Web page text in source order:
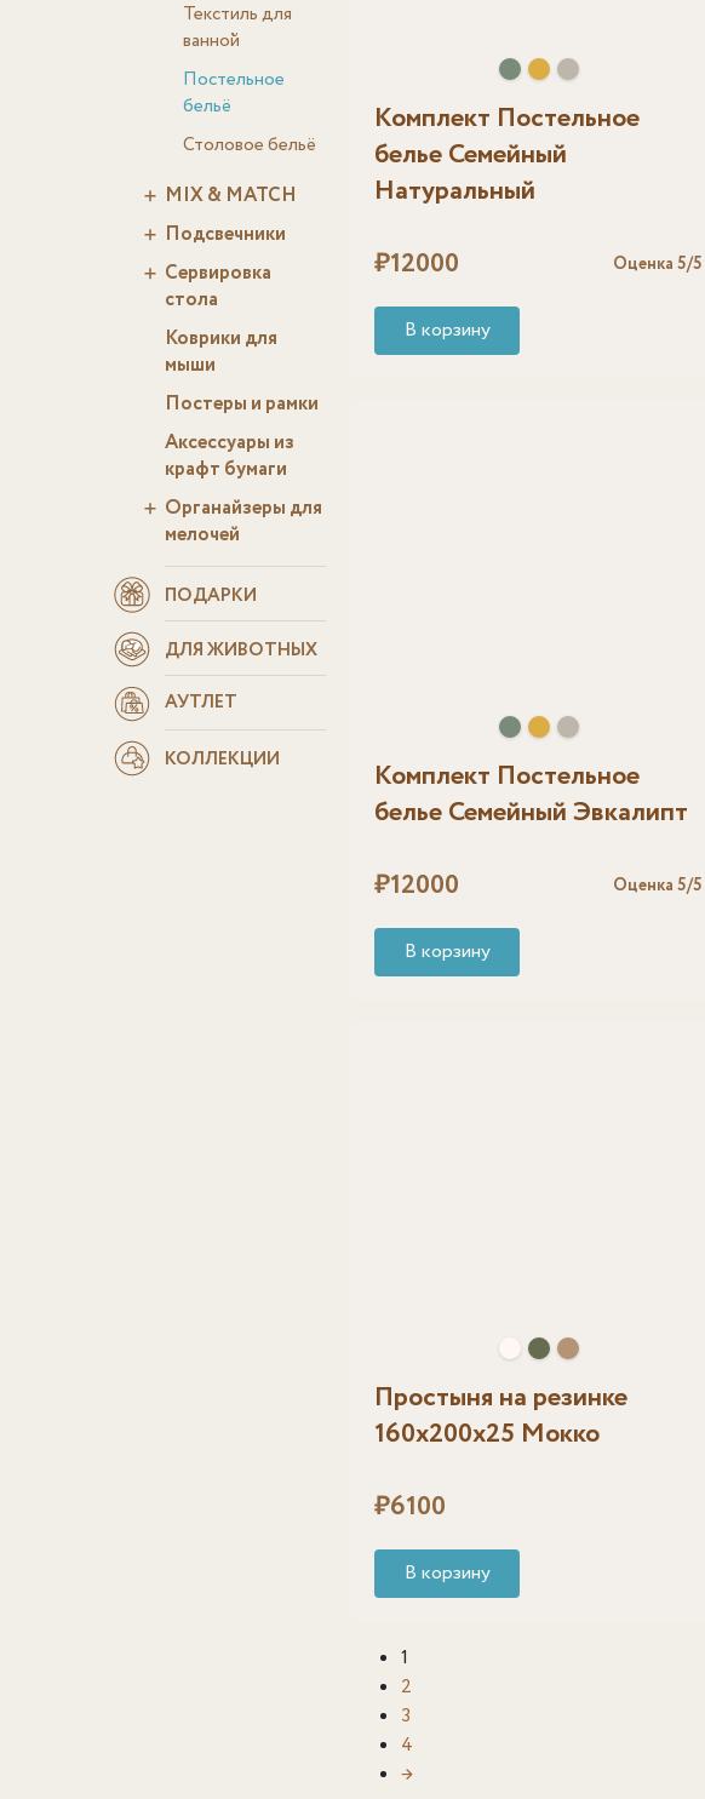
Текстиль для
ванной
Постельное
бельё
Столовое бельё
MIX & MATCH
Подсвечники
Сервировка
стола
Коврики для
мыши
Постеры и рамки
Аксессуары из
крафт бумаги
Органайзеры для
мелочей
ПОДАРКИ
ДЛЯ ЖИВОТНЫХ
АУТЛЕТ
КОЛЛЕКЦИИ
Комплект Постельное
белье Семейный
Натуральный
₽12000 Оценка5/5
В корзину
Комплект Постельное
белье Семейный Эвкалипт
₽12000 Оценка5/5
В корзину
Простыня на резинке
160х200х25 Мокко
₽6100
В корзину
1
2
3
4
→